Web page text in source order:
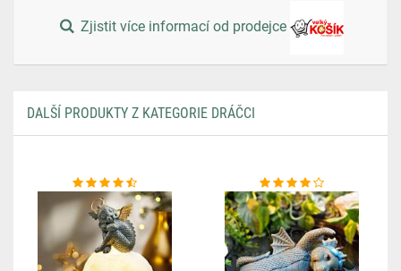
Zjistit více informací od prodejce
DALŠÍ PRODUKTY Z KATEGORIE DRÁČCI